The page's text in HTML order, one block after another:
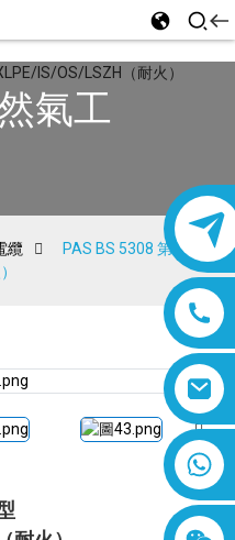
氣工
纜
PAS BS 5308 第 1 部分